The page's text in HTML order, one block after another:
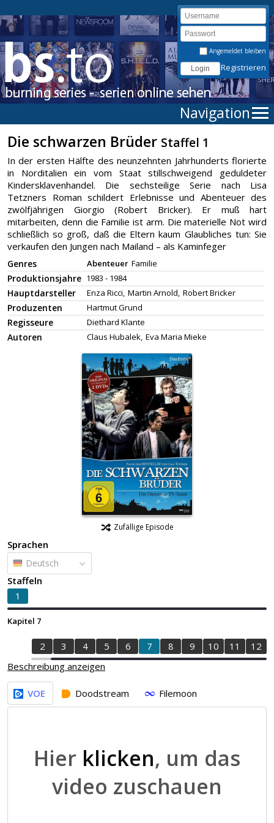
Angemeldet bleiben
Registrieren
Navigation
Die schwarzen Brüder Staffel 1
In der ersten Hälfte des neunzehnten Jahrhunderts florierte
in Norditalien ein vom Staat stillschweigend geduldeter
Kindersklavenhandel. Die sechsteilige Serie nach Lisa
Tetzners Roman schildert Erlebnisse und Abenteuer des
zwölfjährigen Giorgio (Robert Bricker). Er muß hart
mitarbeiten, denn die Familie ist arm. Die materielle Not wird
schließlich so groß, daß die Eltern kaum Glaubliches tun: Sie
verkaufen den Jungen nach Mailand – als Kaminfeger
Genres Abenteuer Familie
Produktionsjahre 1983 - 1984
Hauptdarsteller Enza Ricci, Martin Arnold, Robert Bricker
Produzenten Hartmut Grund
Regisseure Diethard Klante
Autoren Claus Hubalek, Eva Maria Mieke
Zufällige Episode
Sprachen
Deutsch
Staffeln
1
Kapitel 7
2 3 4 5 6 7 8 9 10 11
12
Beschreibung anzeigen
VOE Doodstream Filemoon
Hier klicken, um das
video zuschauen